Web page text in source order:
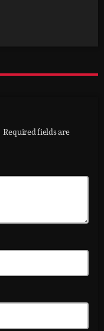
fields are